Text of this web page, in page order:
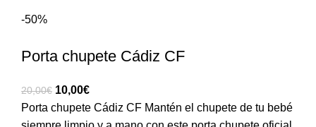
-50%
Porta chupete Cádiz CF
20,00€ 10,00€
Porta chupete Cádiz CF Mantén el chupete de tu bebé